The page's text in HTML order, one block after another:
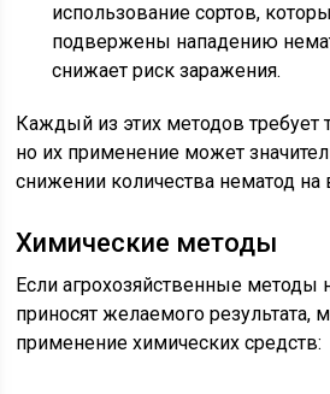
использование сортов,
подвержены нападению
снижает риск заражения.
Каждый из этих методов требует
но их применение может
снижении количества нематод на
Химические методы
Если агрохозяйственные методы
приносят желаемого результата,
применение химических средств: